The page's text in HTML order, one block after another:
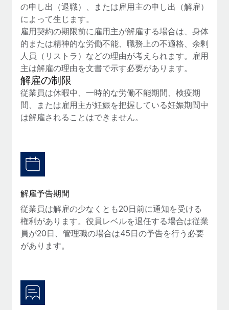
デバイス管理
ITデバイスを世界規模で提供・管理
法人設立
法令順守した法人をスピーディに設立
移住・転勤
従業員の異動をスムーズに
福利厚生
グローバル給与処理
EORおよびPEO
契約社員管理
税務
ブログを読む
ブログ
よびContractor Management Plus（契約社員管理
プラス）
業務に最適な人材を採用し、管理し、給与を支給できるようにす
ることです。この数週間で、新しい統合、機能、改良点をリリー
スしました。...
詳細を見る
給与, 賃金は詐欺の特に魅力的な標的です。多額の資金がシステ
ム間で頻繁に移動しているためです。このため、自社のビジネス
の申し出（退職）、または雇用主の申し出（解雇）
によって生じます。
雇用契約の期限前に雇用主が解雇する場合は、身体
的または精神的な労働不能、職務上の不適格、余剰
人員（リストラ）などの理由が考えられます。雇用
主は解雇の理由を文書で示す必要があります。
解雇の制限
従業員は休暇中、一時的な労働不能期間、検疫期
間、または雇用主が妊娠を把握している妊娠期間中
は解雇されることはできません。
解雇予告期間
従業員は解雇の少なくとも20日前に通知を受ける
権利があります。役員レベルを退任する場合は従業
員が20日、管理職の場合は45日の予告を行う必要
があります。